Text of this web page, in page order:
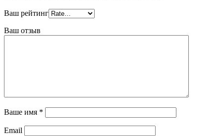
Ваш рейтинг
Ваш отзыв
Ваше имя *
Email